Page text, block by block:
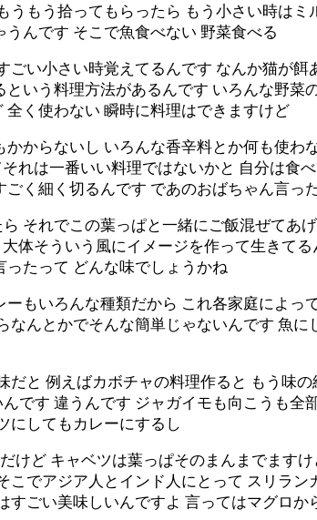
もう拾ってもらったら もう小さい時は
んです そこで魚食べない 野菜食べる
い小さい時覚えてるんです なんか猫が
いう料理方法があるんです いろんな野
く使わない 瞬時に料理はできますけど
からないし いろんな香辛料とか何も使
れは一番いい料理ではないかと 自分は食
く細く切るんです であのおばちゃん言っ
それでこの葉っぱと一緒にご飯混ぜてあ
体そういう風にイメージを作って生きて
たって どんな味でしょうかね
もいろんな種類だから これ各家庭によ
んとかでそんな簡単じゃないんです 魚
と 例えばカボチャの料理作ると もう味
です 違うんです ジャガイモも向こうも
にしてもカレーにするし
けど キャベツは葉っぱそのまんまでます
でアジア人とインド人にとって スリラ
ごい美味しいんですよ 言ってはマグロか